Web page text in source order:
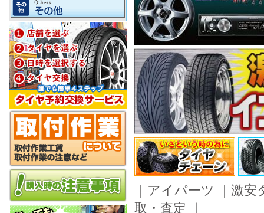
｜ アイパーツ ｜ 激安
取・査定 ｜